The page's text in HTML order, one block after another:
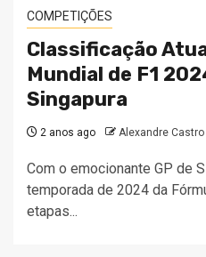
COMPETIÇÕES
Classificação
Mundial de F1
Singapura
2 anos ago Alexandre Castro
Com o emocionante GP de
temporada de 2024 da
etapas...